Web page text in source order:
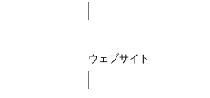
ウェブサイト